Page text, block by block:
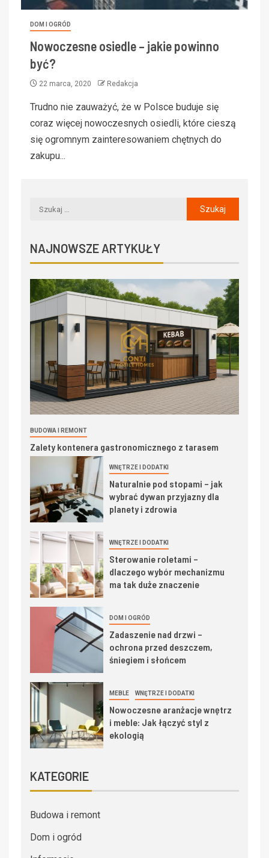
DOM I OGRÓD
Nowoczesne osiedle – jakie powinno
być?
22 marca, 2020 Redakcja
Trudno nie zauważyć, że w Polsce buduje się
coraz więcej nowoczesnych osiedli, które cieszą
się ogromnym zainteresowaniem chętnych do
zakupu...
NAJNOWSZE ARTYKUŁY
BUDOWA I REMONT
Zalety kontenera gastronomicznego z tarasem
WNĘTRZE I DODATKI
Naturalnie pod stopami – jak
wybrać dywan przyjazny dla
planety i zdrowia
WNĘTRZE I DODATKI
Sterowanie roletami –
dlaczego wybór mechanizmu
ma tak duże znaczenie
DOM I OGRÓD
Zadaszenie nad drzwi –
ochrona przed deszczem,
śniegiem i słońcem
MEBLE WNĘTRZE I DODATKI
Nowoczesne aranżacje wnętrz
i meble: Jak łączyć styl z
ekologią
KATEGORIE
Budowa i remont
Dom i ogród